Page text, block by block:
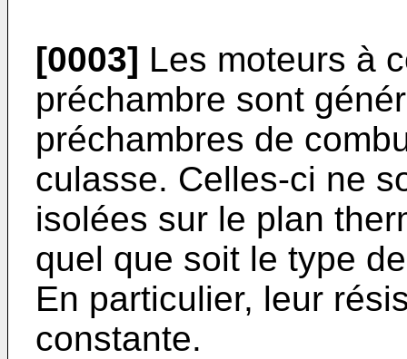
[0003] Les moteurs à
préchambre sont
préchambres de
culasse. Celles-ci ne
isolées sur le plan
quel que soit le type
En particulier, leur
constante.